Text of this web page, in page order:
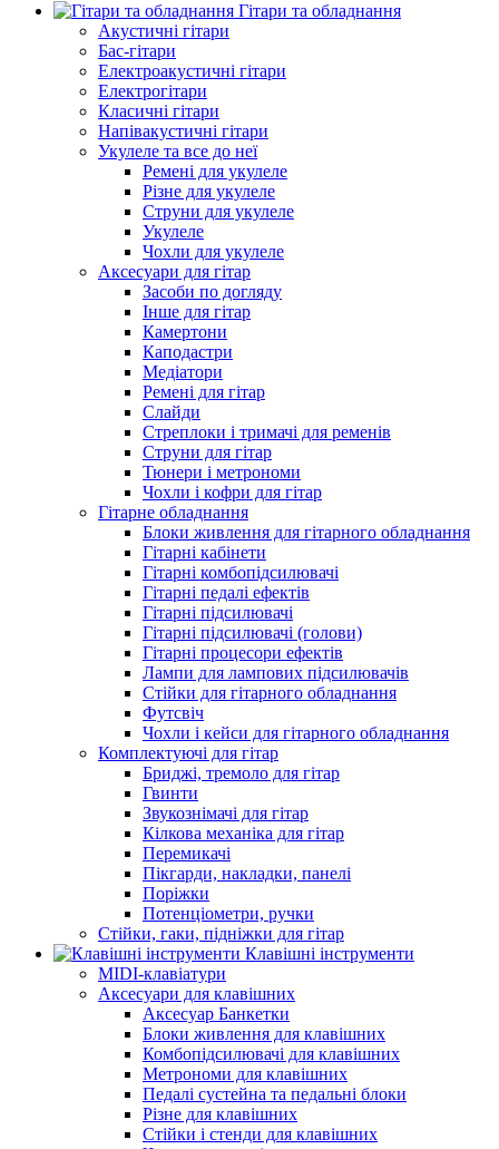
Гітари та обладнання
Акустичні гітари
Бас-гітари
Електроакустичні гітари
Електрогітари
Класичні гітари
Напівакустичні гітари
Укулеле та все до неї
Ремені для укулеле
Різне для укулеле
Струни для укулеле
Укулеле
Чохли для укулеле
Аксесуари для гітар
Засоби по догляду
Інше для гітар
Камертони
Каподастри
Медіатори
Ремені для гітар
Слайди
Стреплоки і тримачі для ременів
Струни для гітар
Тюнери і метрономи
Чохли і кофри для гітар
Гітарне обладнання
Блоки живлення для гітарного обладнання
Гітарні кабінети
Гітарні комбопідсилювачі
Гітарні педалі ефектів
Гітарні підсилювачі
Гітарні підсилювачі (голови)
Гітарні процесори ефектів
Лампи для лампових підсилювачів
Стійки для гітарного обладнання
Футсвіч
Чохли і кейси для гітарного обладнання
Комплектуючі для гітар
Бриджі, тремоло для гітар
Гвинти
Звукознімачі для гітар
Кілкова механіка для гітар
Перемикачі
Пікгарди, накладки, панелі
Поріжки
Потенціометри, ручки
Стійки, гаки, підніжки для гітар
Клавішні інструменти
MIDI-клавіатури
Аксесуари для клавішних
Аксесуар Банкетки
Блоки живлення для клавішних
Комбопідсилювачі для клавішних
Метрономи для клавішних
Педалі сустейна та педальні блоки
Різне для клавішних
Стійки і стенди для клавішних